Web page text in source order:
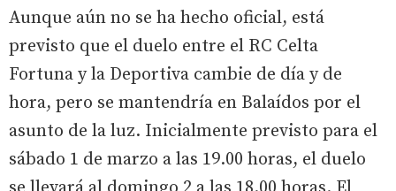
Aunque aún no se ha hecho oficial, está
previsto que el duelo entre el RC Celta
Fortuna y la Deportiva cambie de día y de
hora, pero se mantendría en Balaídos por el
asunto de la luz. Inicialmente previsto para el
sábado 1 de marzo a las 19.00 horas, el duelo